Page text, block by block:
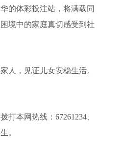
的体彩投注站，将满载同
境中的家庭真切感受到社
，见证儿女安稳生活。
本网热线：67261234、
。